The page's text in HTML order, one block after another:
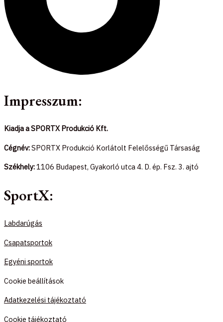
Impresszum:
Kiadja a SPORTX Produkció Kft.
Cégnév:SPORTX Produkció Korlátolt Felelősségű Társaság
Székhely:1106 Budapest, Gyakorló utca 4. D. ép. Fsz. 3. ajtó
SportX:
Labdarúgás
Csapatsportok
Egyéni sportok
Cookie beállítások
Adatkezelési tájékoztató
Cookie tájékoztató